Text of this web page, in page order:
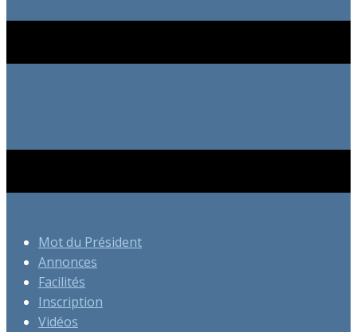
Mot du Président
Annonces
Facilités
Inscription
Vidéos